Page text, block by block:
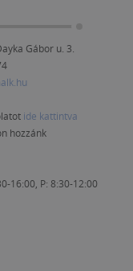
Gábor u. 3.
ide kattintva
hozzánk
16:00, P: 8:30-12:00